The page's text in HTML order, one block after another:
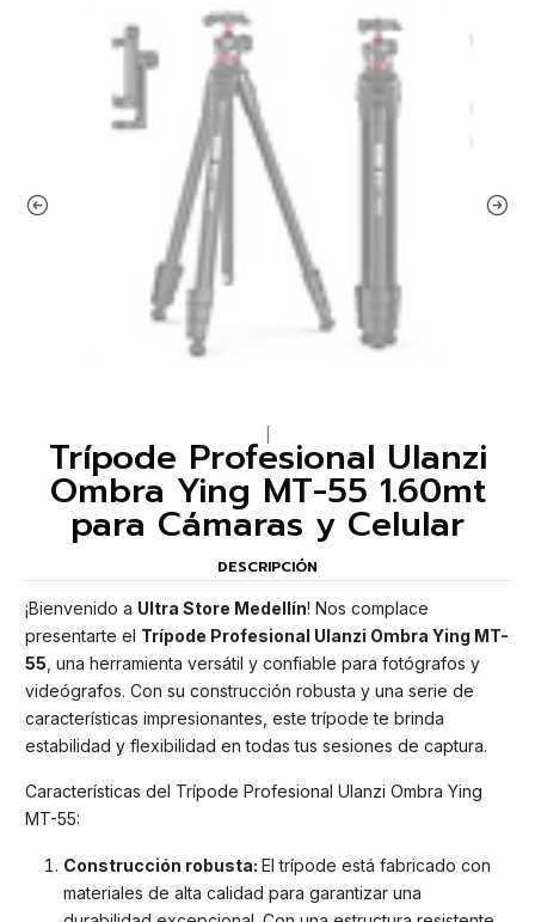
Trípode Profesional Ulanzi
Ombra Ying MT-55 1.60mt
para Cámaras y Celular
DESCRIPCIÓN
¡Bienvenido a Ultra Store Medellín! Nos complace
presentarte el Trípode Profesional Ulanzi Ombra Ying MT-
55 , una herramienta versátil y confiable para fotógrafos y
videógrafos. Con su construcción robusta y una serie de
características impresionantes, este trípode te brinda
estabilidad y flexibilidad en todas tus sesiones de captura.
Características del Trípode Profesional Ulanzi Ombra Ying
MT-55:
Construcción robusta: El trípode está fabricado con
materiales de alta calidad para garantizar una